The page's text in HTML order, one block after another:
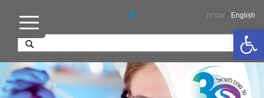
פתח סרגל נגישות
English
/ עברית